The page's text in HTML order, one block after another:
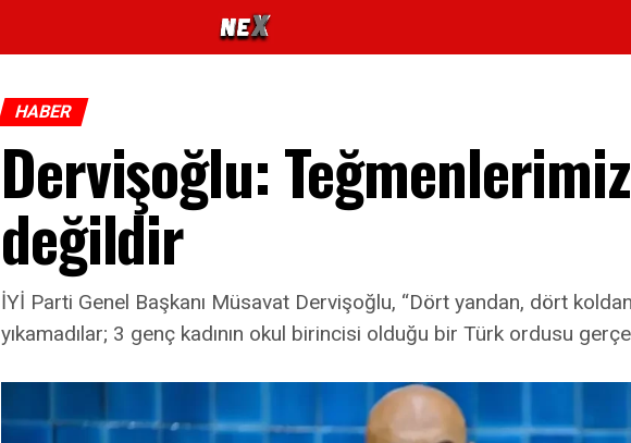
HABER
Dervişoğlu:
değildir
İYİ Parti Genel Başkanı Müsavat Dervişoğlu, “Dört yandan, dört
yıkamadılar; 3 genç kadının okul birincisi olduğu bir Türk ordusu